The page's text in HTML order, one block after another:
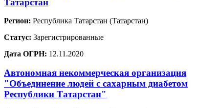
Регион: Республика Татарстан (Татарстан)
Статус: Зарегистрированные
Дата ОГРН: 12.11.2020
Автономная некоммерческая организация
"Объединение людей с сахарным диабетом
Республики Татарстан"